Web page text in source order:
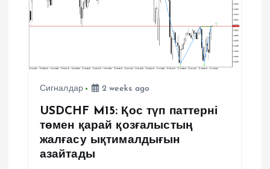
Сигналдар 2 weeks ago
USDCHF M15: Қос түп паттерні
төмен қарай қозғалыстың
жалғасу ықтималдығын
азайтады